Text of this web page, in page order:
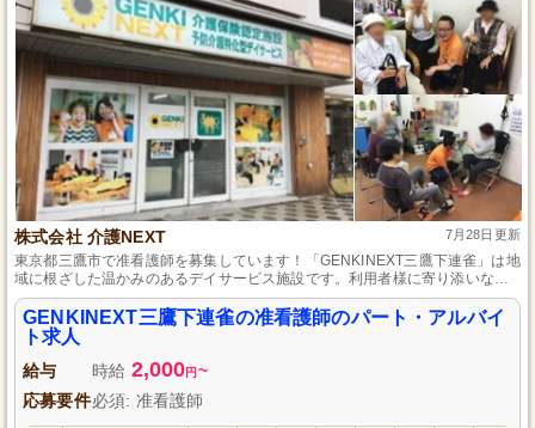
株式会社 介護NEXT 7月28日更新
東京都三鷹市で准看護師を募集しています！「GENKINEXT三鷹下連雀」は地
域に根ざした温かみのあるデイサービス施設です。利用者様に寄り添いなが
ら看護のスキルを活かして、質の高いケアを提供しませんか？パート・アル
バイト勤務で働きやすさ抜群、生活スタイルに合わせた勤務が可能です。子
育てや家庭との両立を全力で支援します。興味のある方はぜひご応募くださ
い。
GENKINEXT三鷹下連雀の准看護師のパート・アルバイ
ト求人
給与 時給 2,000円 ~
応募要件必須: 准看護師